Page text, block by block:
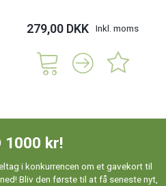
279,00 DKK Inkl. moms
1000 kr!
i konkurrencen om et gavekort til
Bliv den første til at få seneste nyt,